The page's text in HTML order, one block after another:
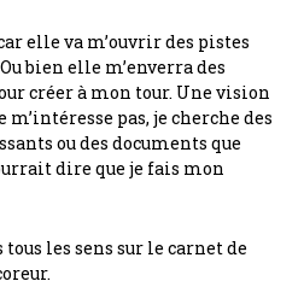
elle va m’ouvrir des pistes
bien elle m’enverra des
créer à mon tour. Une vision
pas, je cherche des
ou des documents que
dire que je fais mon
tous les sens sur le carnet de